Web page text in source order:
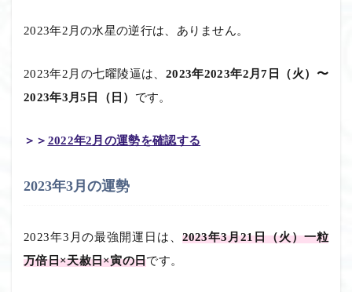
2023年2月の水星の逆行は、ありません。
2023年2月の七曜陵逼は、 2023年2023年2月7日（火）〜
2023年3月5日（日） です。
＞＞ 2022年2月の運勢を確認する
2023年3月の運勢
2023年3月の最強開運日は、 2023年3月21日（火）一粒
万倍日×天赦日×寅の日です。